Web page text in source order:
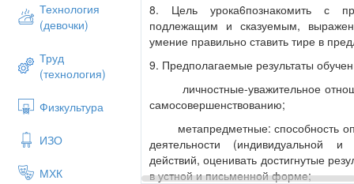
Технология
(девочки)
Труд
(технология)
Физкультура
ИЗО
МХК
8. Цель урока6познакомить с
подлежащим и сказуемым,
умение правильно ставить тире в
9. Предполагаемые результаты
личностные-уважительное
самосовершенствованию;
метапредметные: способность
деятельности (индивидуальной и
действий, оценивать достигнутые
в устной и письменной форме;